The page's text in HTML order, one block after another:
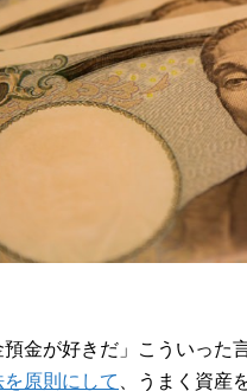
預金が好きだ」こういっ
原則にして
、うまく資産